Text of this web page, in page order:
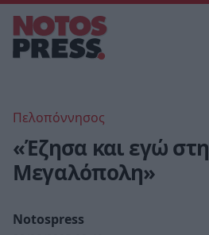
Πελοπόννησος
«Έζησα και εγώ στη
Μεγαλόπολη»
Notospress